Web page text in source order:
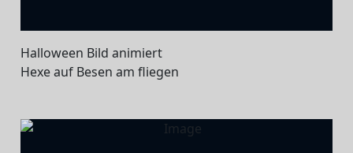
Halloween Bild animiert
Hexe auf Besen am fliegen